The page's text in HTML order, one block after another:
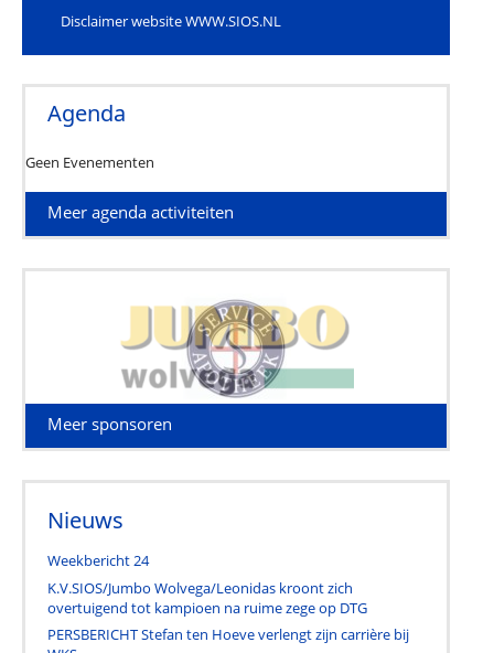
Disclaimer website WWW.SIOS.NL
Agenda
Geen Evenementen
Meer agenda activiteiten
Meer sponsoren
Nieuws
Weekbericht 24
K.V.SIOS/Jumbo Wolvega/Leonidas kroont zich
overtuigend tot kampioen na ruime zege op DTG
PERSBERICHT Stefan ten Hoeve verlengt zijn carrière bij